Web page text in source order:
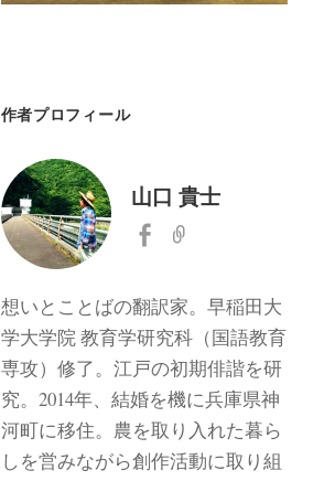
作者プロフィール
山口 貴士
想いとことばの翻訳家。早稲田大
学大学院 教育学研究科（国語教育
専攻）修了。江戸の初期俳諧を研
究。2014年、結婚を機に兵庫県神
河町に移住。農を取り入れた暮ら
しを営みながら創作活動に取り組